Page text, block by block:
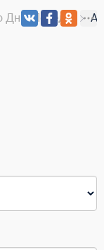
Дню Победы